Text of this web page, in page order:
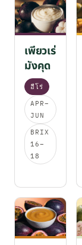
เพียวเร่
มังคุด
ฮีโร่
APR–
JUN
BRIX
16–
18